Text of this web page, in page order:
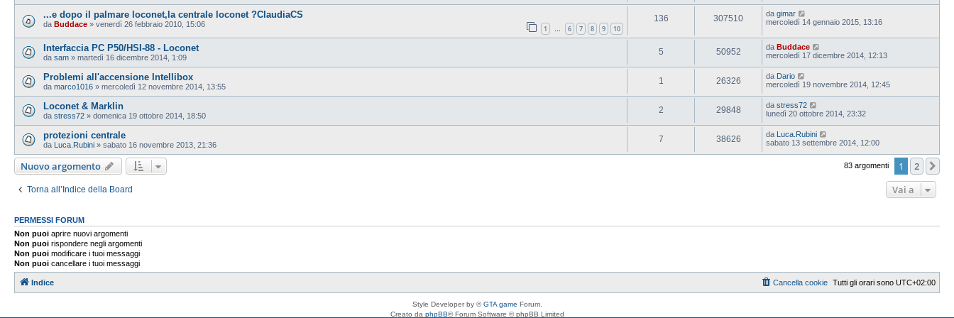
...e dopo il palmare loconet,la centrale loconet ?ClaudiaCS
da Buddace » venerdì 26 febbraio 2010, 15:06 1 … 6 7 8 9 10
136 307510 da gimar
mercoledì 14 gennaio 2015, 13:16
Interfaccia PC P50/HSI-88 - Loconet
da sam » martedì 16 dicembre 2014, 1:09
5 50952 da Buddace
mercoledì 17 dicembre 2014, 12:13
Problemi all'accensione Intellibox
da marco1016 » mercoledì 12 novembre 2014, 13:55
1 26326 da Dario
mercoledì 19 novembre 2014, 12:45
Loconet & Marklin
da stress72 » domenica 19 ottobre 2014, 18:50
2 29848 da stress72
lunedì 20 ottobre 2014, 23:32
protezioni centrale
da Luca.Rubini » sabato 16 novembre 2013, 21:36
7 38626 da Luca.Rubini
sabato 13 settembre 2014, 12:00
Nuovo argomento 83 argomenti 1 2
Torna all’Indice della Board Vai a
PERMESSI FORUM
Non puoi aprire nuovi argomenti
Non puoi rispondere negli argomenti
Non puoi modificare i tuoi messaggi
Non puoi cancellare i tuoi messaggi
Indice Tutti gli orari sono UTC+02:00
Cancella cookie
Style Developer by ©GTA game Forum.
Creato da phpBB® Forum Software © phpBB Limited